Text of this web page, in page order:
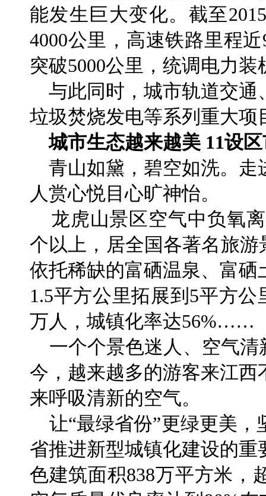
能发生巨大变化。截至
4000公里，高速铁路里程
突破5000公里，统调电力
与此同时，城市轨道交通
垃圾焚烧发电等系列重大项
城市生态越来越美 11设
青山如黛，碧空如洗。走
人赏心悦目心旷神怡。
龙虎山景区空气中负氧
个以上，居全国各著名旅游
依托稀缺的富硒温泉、富
1.5平方公里拓展到5平方
万人，城镇化率达56%……
一个个景色迷人、空气清
今，越来越多的游客来江
来呼吸清新的空气。
让“最绿省份”更绿更美，
省推进新型城镇化建设的重
色建筑面积838万平方米，